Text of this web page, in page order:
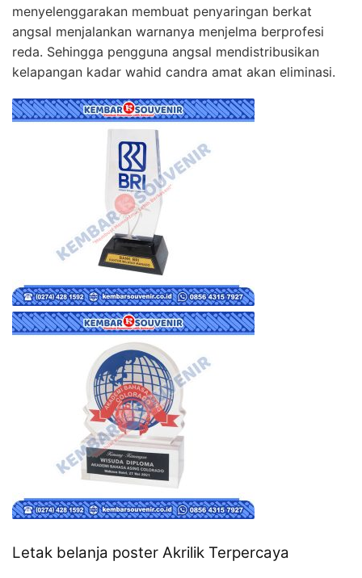
menyelenggarakan membuat penyaringan berkat
angsal menjalankan warnanya menjelma berprofesi
reda. Sehingga pengguna angsal mendistribusikan
kelapangan kadar wahid candra amat akan eliminasi.
Letak belanja poster Akrilik Terpercaya